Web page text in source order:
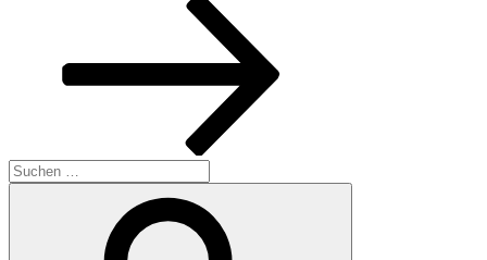
Suchen
nach: